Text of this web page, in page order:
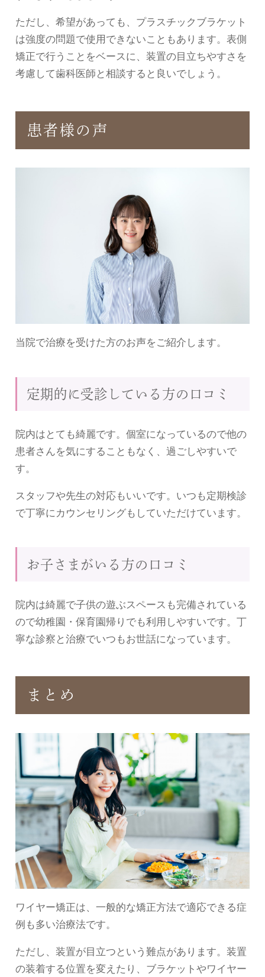
ただし、希望があっても、プラスチックブラケット
は強度の問題で使用できないこともあります。表側
矯正で行うことをベースに、装置の目立ちやすさを
考慮して歯科医師と相談すると良いでしょう。
患者様の声
当院で治療を受けた方のお声をご紹介します。
定期的に受診している方の口コミ
院内はとても綺麗です。個室になっているので他の
患者さんを気にすることもなく、過ごしやすいで
す。
スタッフや先生の対応もいいです。いつも定期検診
で丁寧にカウンセリングもしていただけています。
お子さまがいる方の口コミ
院内は綺麗で子供の遊ぶスペースも完備されている
ので幼稚園・保育園帰りでも利用しやすいです。丁
寧な診察と治療でいつもお世話になっています。
まとめ
ワイヤー矯正は、一般的な矯正方法で適応できる症
例も多い治療法です。
ただし、装置が目立つという難点があります。装置
の装着する位置を変えたり、ブラケットやワイヤー